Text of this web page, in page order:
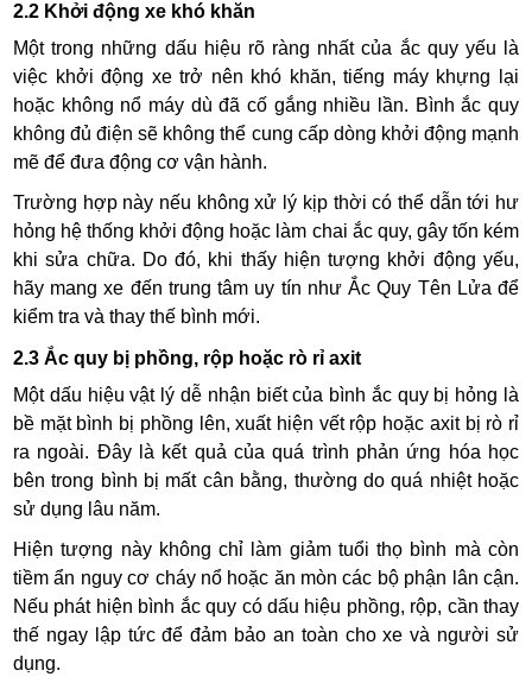
2.2 Khởi động xe khó khăn
Một trong những dấu hiệu rõ ràng nhất của ắc quy yếu là
việc khởi động xe trở nên khó khăn, tiếng máy khựng lại
hoặc không nổ máy dù đã cố gắng nhiều lần. Bình ắc quy
không đủ điện sẽ không thể cung cấp dòng khởi động mạnh
mẽ để đưa động cơ vận hành.
Trường hợp này nếu không xử lý kịp thời có thể dẫn tới hư
hỏng hệ thống khởi động hoặc làm chai ắc quy, gây tốn kém
khi sửa chữa. Do đó, khi thấy hiện tượng khởi động yếu,
hãy mang xe đến trung tâm uy tín như Ắc Quy Tên Lửa để
kiểm tra và thay thế bình mới.
2.3 Ắc quy bị phồng, rộp hoặc rò rỉ axit
Một dấu hiệu vật lý dễ nhận biết của bình ắc quy bị hỏng là
bề mặt bình bị phồng lên, xuất hiện vết rộp hoặc axit bị rò rỉ
ra ngoài. Đây là kết quả của quá trình phản ứng hóa học
bên trong bình bị mất cân bằng, thường do quá nhiệt hoặc
sử dụng lâu năm.
Hiện tượng này không chỉ làm giảm tuổi thọ bình mà còn
tiềm ẩn nguy cơ cháy nổ hoặc ăn mòn các bộ phận lân cận.
Nếu phát hiện bình ắc quy có dấu hiệu phồng, rộp, cần thay
thế ngay lập tức để đảm bảo an toàn cho xe và người sử
dụng.